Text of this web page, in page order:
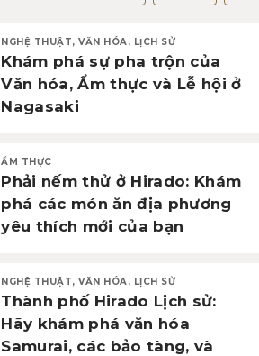
NGHỆ THUẬT, VĂN HÓA, LỊCH SỬ
Khám phá sự pha trộn của
Văn hóa, Ẩm thực và Lễ hội ở
Nagasaki
ẨM THỰC
Phải nếm thử ở Hirado: Khám
phá các món ăn địa phương
yêu thích mới của bạn
NGHỆ THUẬT, VĂN HÓA, LỊCH SỬ
Thành phố Hirado Lịch sử:
Hãy khám phá văn hóa
Samurai, các bảo tàng, và